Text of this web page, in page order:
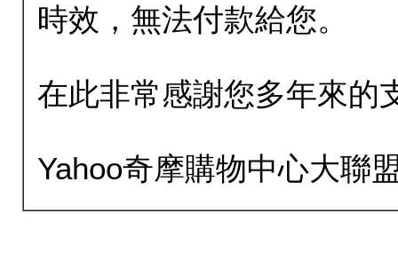
時效，無法付款給您。
在此非常感謝您多年來的
Yahoo奇摩購物中心大